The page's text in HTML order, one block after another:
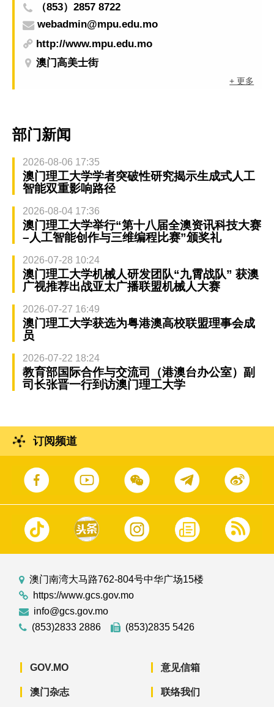
（853）2857 8722
webadmin@mpu.edu.mo
http://www.mpu.edu.mo
澳门高美士街
+ 更多
部门新闻
2026-08-06 17:35
澳门理工大学学者突破性研究揭示生成式人工
智能双重影响路径
2026-08-04 17:36
澳门理工大学举行“第十八届全澳资讯科技大赛
–人工智能创作与三维编程比赛”颁奖礼
2026-07-28 10:24
澳门理工大学机械人研发团队“九霄战队” 获澳
广视推荐出战亚太广播联盟机械人大赛
2026-07-27 16:49
澳门理工大学获选为粤港澳高校联盟理事会成
员
2026-07-22 18:24
教育部国际合作与交流司（港澳台办公室）副
司长张晋一行到访澳门理工大学
订阅频道
澳门南湾大马路762-804号中华广场15楼
https://www.gcs.gov.mo
info@gcs.gov.mo
(853)2833 2886
(853)2835 5426
GOV.MO
澳门杂志
意见信箱
联络我们